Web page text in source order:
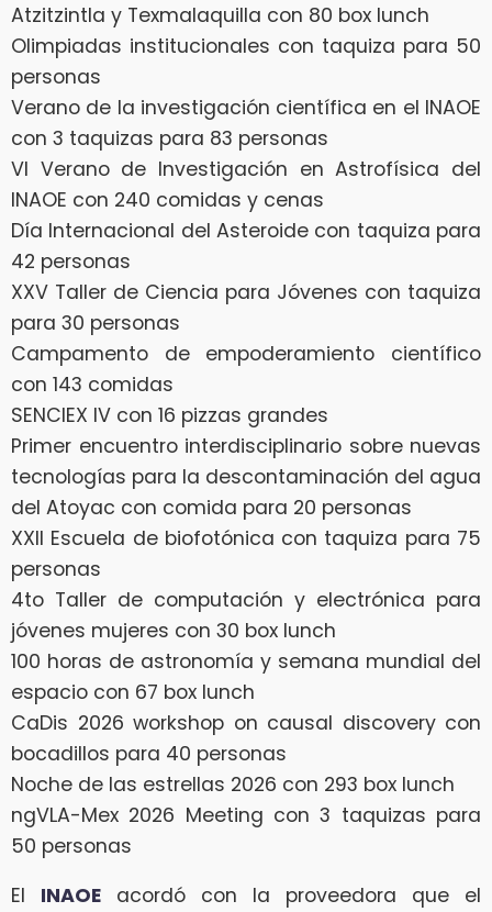
Atzitzintla y Texmalaquilla con 80 box lunch
Olimpiadas institucionales con taquiza para 50
personas
Verano de la investigación científica en el INAOE
con 3 taquizas para 83 personas
VI Verano de Investigación en Astrofísica del
INAOE con 240 comidas y cenas
Día Internacional del Asteroide con taquiza para
42 personas
XXV Taller de Ciencia para Jóvenes con taquiza
para 30 personas
Campamento de empoderamiento científico
con 143 comidas
SENCIEX IV con 16 pizzas grandes
Primer encuentro interdisciplinario sobre nuevas
tecnologías para la descontaminación del agua
del Atoyac con comida para 20 personas
XXII Escuela de biofotónica con taquiza para 75
personas
4to Taller de computación y electrónica para
jóvenes mujeres con 30 box lunch
100 horas de astronomía y semana mundial del
espacio con 67 box lunch
CaDis 2026 workshop on causal discovery con
bocadillos para 40 personas
Noche de las estrellas 2026 con 293 box lunch
ngVLA-Mex 2026 Meeting con 3 taquizas para
50 personas
El INAOE acordó con la proveedora que el